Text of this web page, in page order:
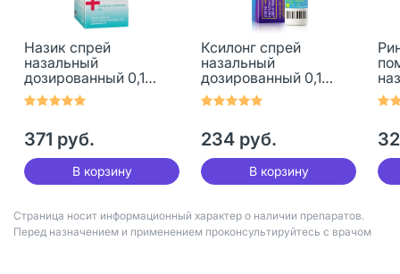
Назик спрей
назальный
дозированный 0,1
мг+5 мг/доза 10 мл 1
шт
371 руб.
В корзину
Ксилонг спрей
назальный
дозированный 0,1
мг+5 мг/доза 15 мл 1
шт
234 руб.
В корзину
Страница носит информационный характер о наличии препаратов.
Перед назначением и применением проконсультируйтесь с врачом